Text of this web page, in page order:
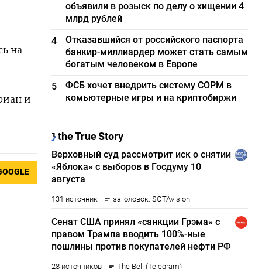
на
и
объявили в розыск по делу о хищении 4
млрд рублей
4
Отказавшийся от российского паспорта
банкир-миллиардер может стать самым
богатым человеком в Европе
5
ФСБ хочет внедрить систему СОРМ в
комьютерные игры и на криптобиржи